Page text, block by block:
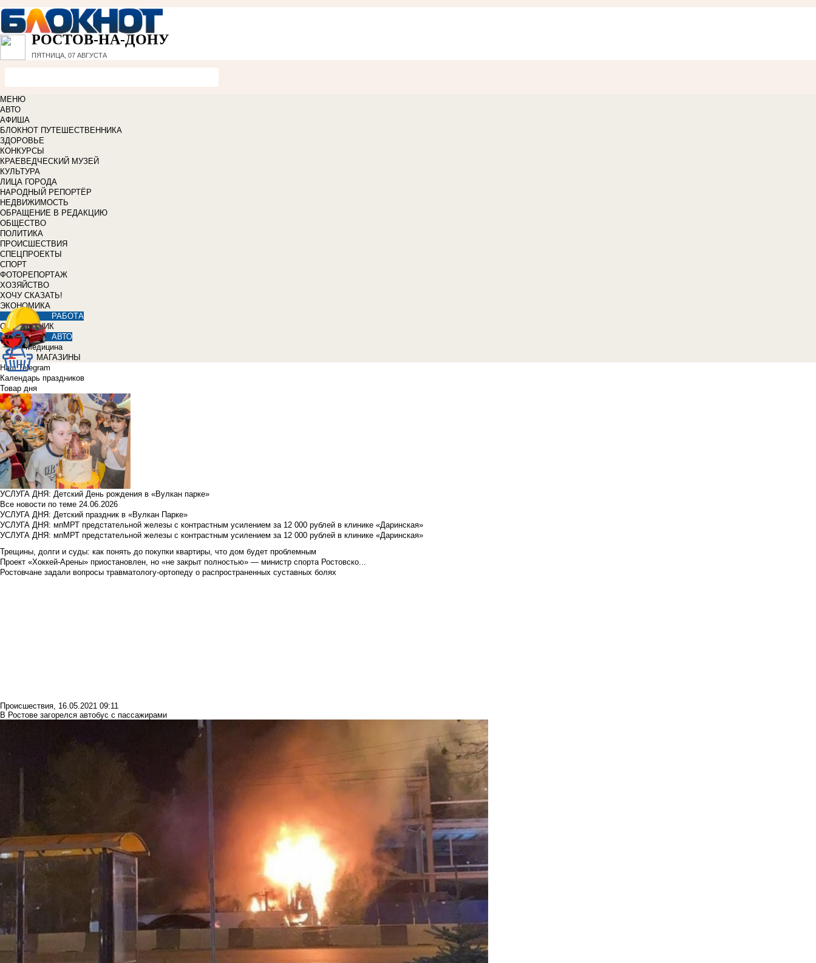
РОСТОВ-НА-ДОНУ
ПЯТНИЦА, 07 АВГУСТА
МЕНЮ
АВТО
АФИША
БЛОКНОТ ПУТЕШЕСТВЕННИКА
ЗДОРОВЬЕ
КОНКУРСЫ
КРАЕВЕДЧЕСКИЙ МУЗЕЙ
КУЛЬТУРА
ЛИЦА ГОРОДА
НАРОДНЫЙ РЕПОРТЁР
НЕДВИЖИМОСТЬ
ОБРАЩЕНИЕ В РЕДАКЦИЮ
ОБЩЕСТВО
ПОЛИТИКА
ПРОИСШЕСТВИЯ
СПЕЦПРОЕКТЫ
СПОРТ
ФОТОРЕПОРТАЖ
ХОЗЯЙСТВО
ХОЧУ СКАЗАТЬ!
ЭКОНОМИКА
РАБОТА
СПРАВОЧНИК
АВТО
Медицина
МАГАЗИНЫ
Наш Telegram
Календарь праздников
Товар дня
УСЛУГА ДНЯ: Детский День рождения в «Вулкан парке»
Все новости по теме 24.06.2026
УСЛУГА ДНЯ: Детский праздник в «Вулкан Парке»
УСЛУГА ДНЯ: мпМРТ предстательной железы с контрастным усилением за 12 000 рублей в клинике «Даринская»
УСЛУГА ДНЯ: мпМРТ предстательной железы с контрастным усилением за 12 000 рублей в клинике «Даринская»
Трещины, долги и суды: как понять до покупки квартиры, что дом будет проблемным
Проект «Хоккей-Арены» приостановлен, но «не закрыт полностью» — министр спорта Ростовско...
Ростовчане задали вопросы травматологу-ортопеду о распространенных суставных болях
Происшествия, 16.05.2021 09:11
В Ростове загорелся автобус с пассажирами